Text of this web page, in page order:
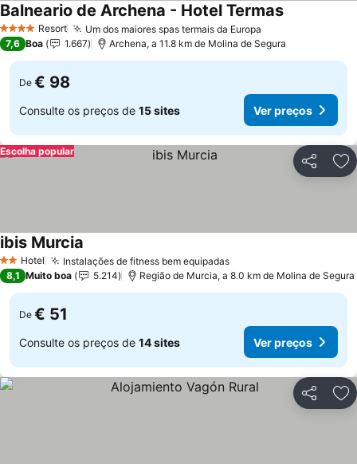
4 EstrelasResort Um dos maiores spas termais da Europa
Balneario de Archena - Hotel TermasVer preços
7,6 Boa 1.667 Archena, a 11.8 km de Molina de Segura
De € 98
Consulte os preços de 15 sites Ver preços
Partilhar
Escolha popular
2 Estrelas
Hotel Instalações de fitness bem equipadasVer preços
ibis Murcia
8,1 Muito boa 5.214 Região de Murcia, a 8.0 km de Molina de Segura
De € 51
Consulte os preços de 14 sites Ver preços
Partilhar